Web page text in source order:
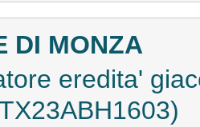
DI MONZA
eredita'